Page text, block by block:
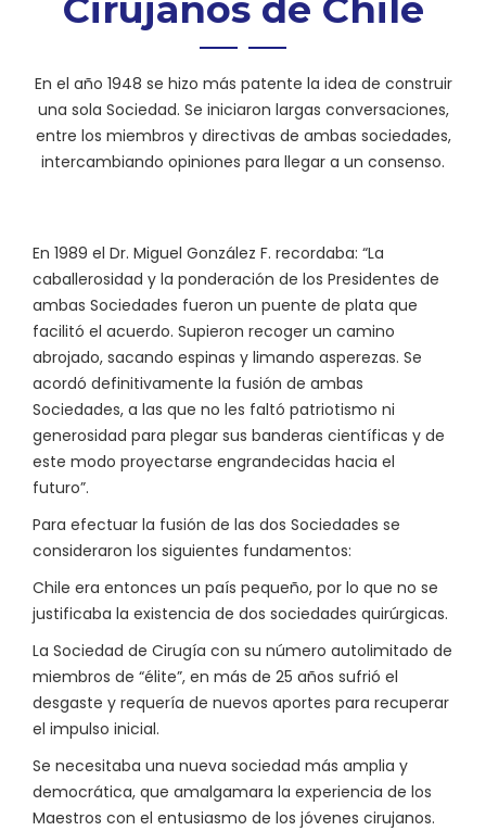
Cirujanos de Chile
En el año 1948 se hizo más patente la idea de construir
una sola Sociedad. Se iniciaron largas conversaciones,
entre los miembros y directivas de ambas sociedades,
intercambiando opiniones para llegar a un consenso.
En 1989 el Dr. Miguel González F. recordaba: “La
caballerosidad y la ponderación de los Presidentes de
ambas Sociedades fueron un puente de plata que
facilitó el acuerdo. Supieron recoger un camino
abrojado, sacando espinas y limando asperezas. Se
acordó definitivamente la fusión de ambas
Sociedades, a las que no les faltó patriotismo ni
generosidad para plegar sus banderas científicas y de
este modo proyectarse engrandecidas hacia el
futuro”.
Para efectuar la fusión de las dos Sociedades se
consideraron los siguientes fundamentos:
Chile era entonces un país pequeño, por lo que no se
justificaba la existencia de dos sociedades quirúrgicas.
La Sociedad de Cirugía con su número autolimitado de
miembros de “élite”, en más de 25 años sufrió el
desgaste y requería de nuevos aportes para recuperar
el impulso inicial.
Se necesitaba una nueva sociedad más amplia y
democrática, que amalgamara la experiencia de los
Maestros con el entusiasmo de los jóvenes cirujanos.